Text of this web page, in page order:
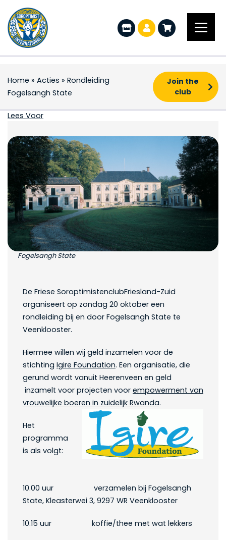
Home » Acties » Rondleiding
Fogelsangh State
Join the
club
Rondleiding
Lees Voor
Fogelsangh State
De Friese SoroptimistenclubFriesland-Zuid
organiseert op zondag 20 oktober een
rondleiding bij en door Fogelsangh State te
Veenklooster.
Hiermee willen wij geld inzamelen voor de
stichting Igire Foundation. Een organisatie, die
gerund wordt vanuit Heerenveen en geld
inzamelt voor projecten voor empowerment van
vrouwelijke boeren in zuidelijk Rwanda.
Het
programma
is als volgt:
10.00 uur verzamelen bij Fogelsangh
State, Kleasterwei 3, 9297 WR Veenklooster
10.15 uur koffie/thee met wat lekkers